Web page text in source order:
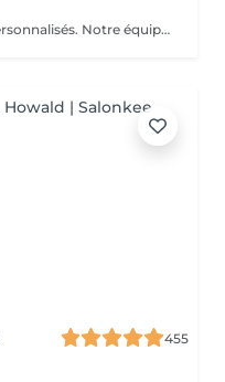
Votre expert en soins des ongles personnalisés. Notre équipe de prothésistes ongulaires diplômées vous offre une gamme complète de services pour des ongles magnifiques et durables. Expertise et Professionnalisme : Prothésistes qualifiées et expérimentées : o Isabel, o Francesca, o Fatima, o Deborah, o Patricia, o Mirza, Des produits de haute qualité, aux couleurs variées pour des résultats éclatants et durables. Garantie de beauté et santé de vos ongles. Services adaptés à vos goûts et votre personnalité Capsules pour allonger rapidement vos ongles. Rallongement en Gel : Pour un résultat naturel et durable. Remplissage toute les 3 a 4 semaines pour comble la repousse et préserve l'intégrité de la pose initiale. Manucure Soins et esthétisme pour des ongles en pleine santé et élégants. Nos Techniques Manucure Combinée : Soins complets et embellissement. Vernis Semi-Permanent : Couleur durable sans pose de gel. Chablon ou Capsules : Pose traditionnelle ou look naturel.
455